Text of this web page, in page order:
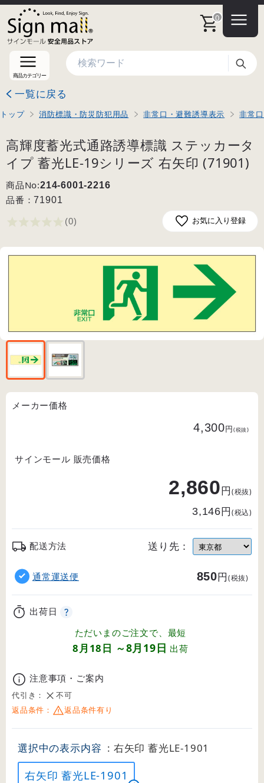
0
商品カテゴリー
検索
一覧に戻る
トップ 消防標識・防災防犯用品 非常口・避難誘導表示 非常
高輝度蓄光式通路誘導標識 ステッカータ
イプ 蓄光LE-19シリーズ 右矢印 (71901)
商品No:214-6001-2216
品番：71901
(0) お気に入り登録
メーカー価格
4,300円(税抜)
サインモール 販売価格
2,860円(税抜)
3,146円(税込)
配送方法 送り先：
通常運送便 850円(税抜)
出荷日
ただいまのご注文で、最短
8月18日 ～8月19日 出荷
注意事項・ご案内
代引き：
不可
返品条件：
返品条件有り
選択中の表示内容 : 右矢印 蓄光LE-1901
右矢印 蓄光LE-1901